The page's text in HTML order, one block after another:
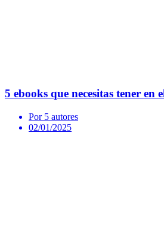
5 ebooks que necesitas tener en
Por 5 autores
02/01/2025